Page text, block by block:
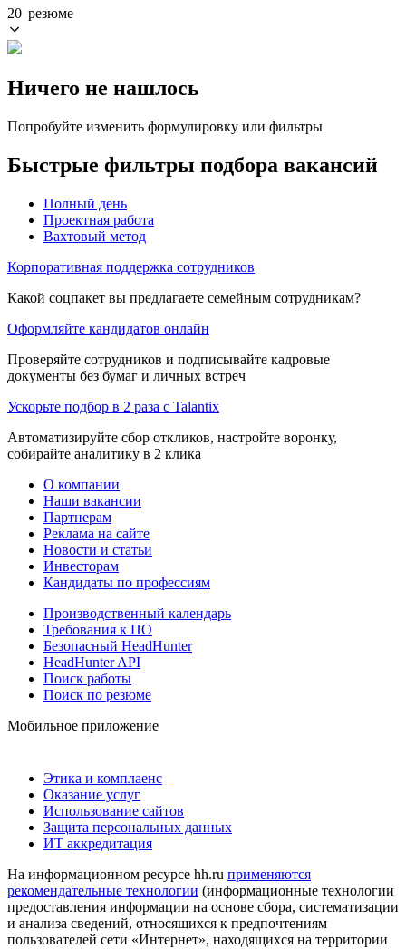
20 резюме
Ничего не нашлось
Попробуйте изменить формулировку или фильтры
Быстрые фильтры подбора вакансий
Полный день
Проектная работа
Вахтовый метод
Корпоративная поддержка сотрудников
Какой соцпакет вы предлагаете семейным сотрудникам?
Оформляйте кандидатов онлайн
Проверяйте сотрудников и подписывайте кадровые
документы без бумаг и личных встреч
Ускорьте подбор в 2 раза с Talantix
Автоматизируйте сбор откликов, настройте воронку,
собирайте аналитику в 2 клика
О компании
Наши вакансии
Партнерам
Реклама на сайте
Новости и статьи
Инвесторам
Кандидаты по профессиям
Производственный календарь
Требования к ПО
Безопасный HeadHunter
HeadHunter API
Поиск работы
Поиск по резюме
Мобильное приложение
Этика и комплаенс
Оказание услуг
Использование сайтов
Защита персональных данных
ИТ аккредитация
На информационном ресурсе hh.ru применяются
рекомендательные технологии (информационные технологии
предоставления информации на основе сбора, систематизации
и анализа сведений, относящихся к предпочтениям
пользователей сети «Интернет», находящихся на территории